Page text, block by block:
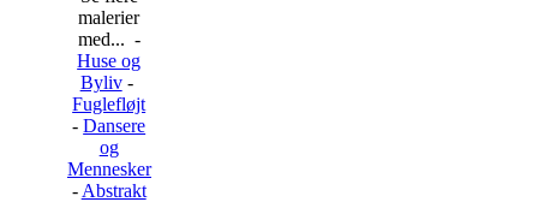
malerier
med... -
Huse og
Byliv-
Fuglefløjt
-Dansere
og
Mennesker
- Abstrakt